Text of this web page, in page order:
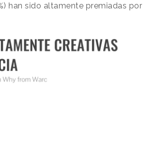
han sido altamente premiadas por